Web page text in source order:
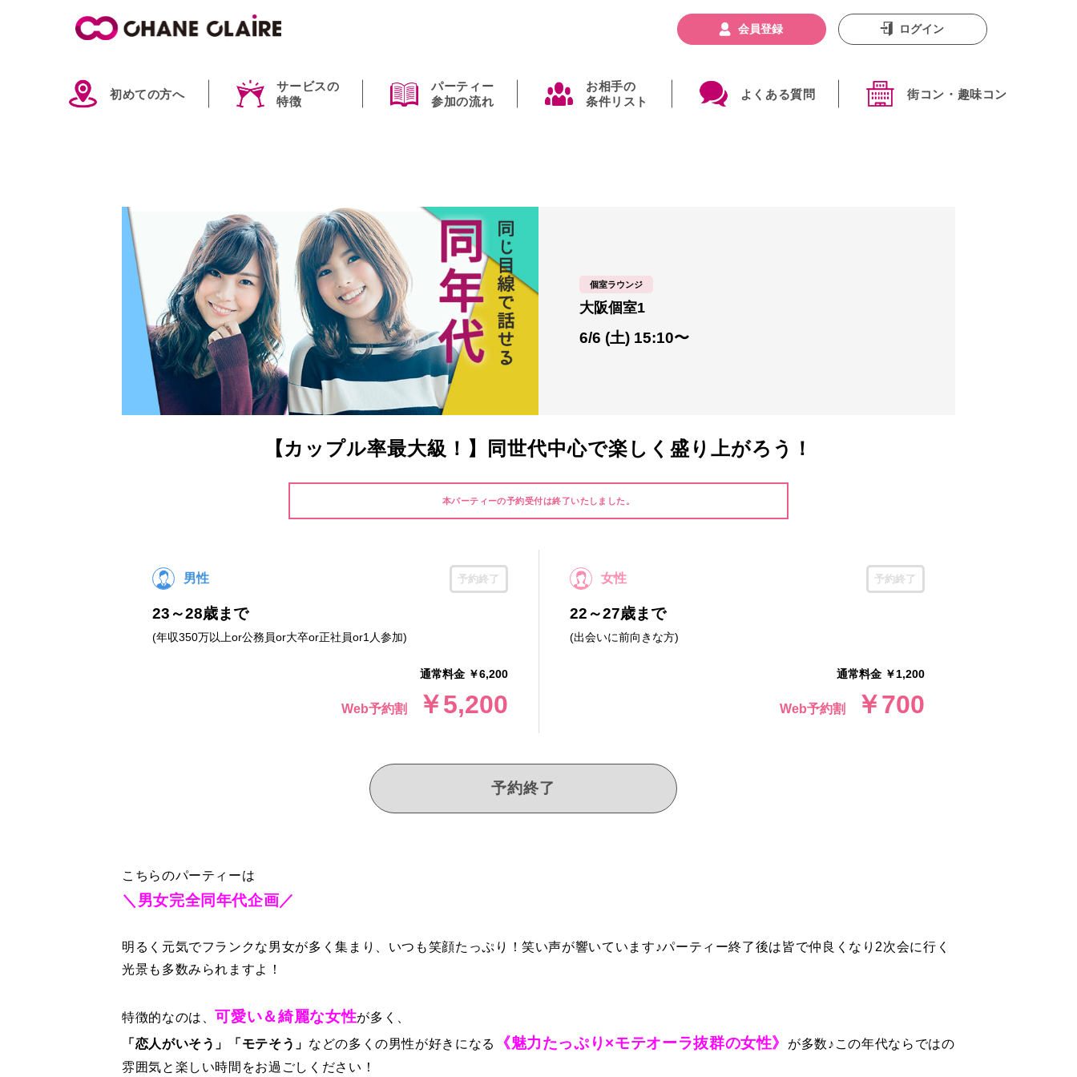
初めての方へ
サービスの
特徴
パーティー
参加の流れ
お相手の
条件リスト
よくある質問 街コン・趣味コン
会員登録 ログイン
6/6 (土) 15:10〜
個室ラウンジ
大阪個室1
【カップル率最大級！】同世代中心で楽しく盛り上がろう！
本パーティーの予約受付は終了いたしました。
男性 予約終了
23～28歳まで
(年収350万以上or公務員or大卒or正社員or1人参加)
通常料金 ￥6,200
Web予約割 ￥5,200
女性 予約終了
22～27歳まで
(出会いに前向きな方)
通常料金 ￥1,200
Web予約割 ￥700
予約終了
こちらのパーティーは
＼男女完全同年代企画／
明るく元気でフランクな男女が多く集まり、いつも笑顔たっぷり！笑い声が響いています♪パーティー終了後は皆で仲良くなり2次会に行く
光景も多数みられますよ！
特徴的なのは、 可愛い＆綺麗な女性が多く、
「恋人がいそう」「モテそう」 などの多くの男性が好きになる 《魅力たっぷり×モテオーラ抜群の女性》
が多数♪この年代ならではの
雰囲気と楽しい時間をお過ごしください！